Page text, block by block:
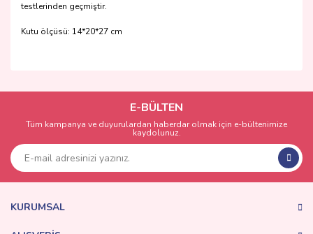
testlerinden geçmiştir.
Kutu ölçüsü: 14*20*27 cm
Yorum Yaz
kullanarak tarafımıza iletebilirsiniz.
Görüş ve önerileriniz için teşekkür ederiz.
Ürün açıklamasında eksik bilgiler bulunuyor.
Ürün bilgilerinde hatalar bulunuyor.
E-BÜLTEN
Tüm kampanya ve duyurulardan haberdar olmak için e-bültenimize
kaydolunuz.
KURUMSAL